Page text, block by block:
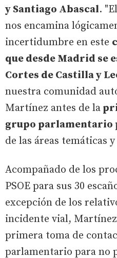
y Santiago Abascal.
nos encamina
incertidumbre en este
que desde Madrid se
Cortes de Castilla y
nuestra comunidad
Martínez antes de la
grupo parlamentario
de las áreas temáticas
Acompañado de los
PSOE para sus 30
excepción de los
incidente vial,
primera toma de
parlamentario para no